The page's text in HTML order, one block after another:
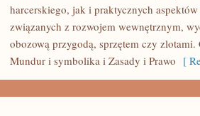
EDUKACJA
harcerskiego, jak i praktycznych
związanych z rozwojem wewnętrznym,
obozową przygodą, sprzętem czy
Mundur i symbolika i Zasady i Prawo [